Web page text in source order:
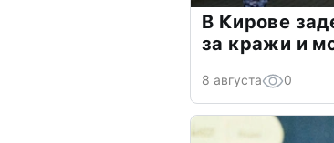
В Кирове
за кражи и
8 августа 0